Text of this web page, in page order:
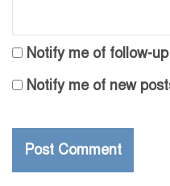
Notify me of follow-
Notify me of new